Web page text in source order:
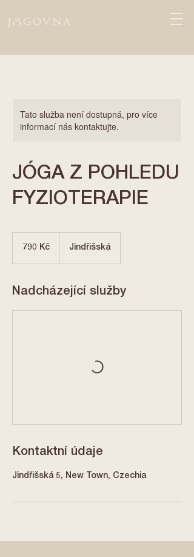
Tato služba není dostupná, pro více
informací nás kontaktujte.
JÓGA Z POHLEDU
FYZIOTERAPIE
českých
korun790 Kč Jindřišská
Nadcházející služby
Kontaktní údaje
Jindřišská 5, New Town, Czechia